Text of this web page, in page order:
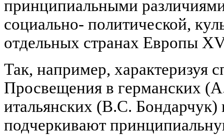
принципиальными
социально- политической,
отдельных странах Европы
Так, например, характеризуя
Просвещения в германских
итальянских (B.C. Бондарчук)
подчеркивают